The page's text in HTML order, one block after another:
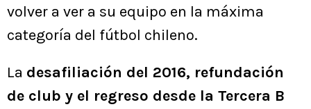
volver a ver a su equipo en la máxima
categoría del fútbol chileno.
La desafiliación del 2016, refundación
de club y el regreso desde la Tercera B